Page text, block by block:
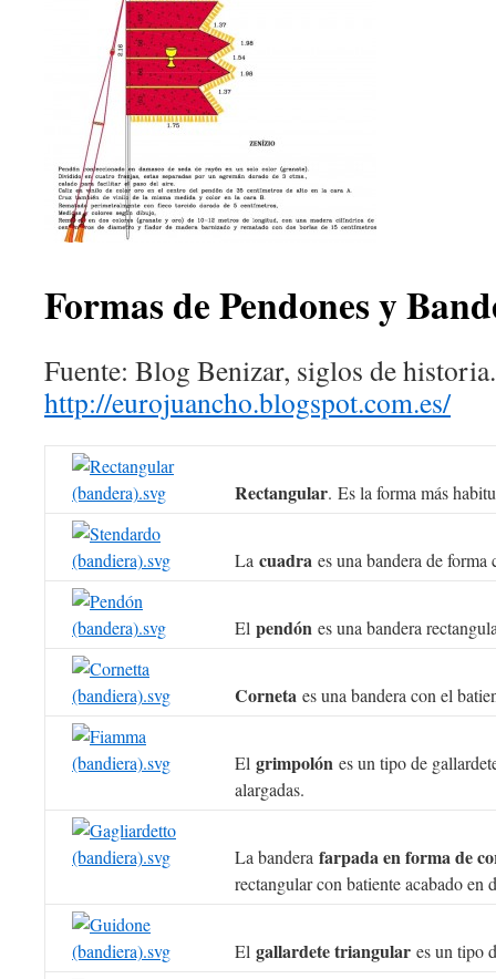
Formas de Pendones y
Fuente: Blog Benizar, siglos de historia.
http://eurojuancho.blogspot.com.es/
Rectangular. Es la forma más
La cuadra es una bandera de forma
El pendón es una bandera
Corneta es una bandera con el
El grimpolón es un tipo de
alargadas.
La bandera farpada en forma de
rectangular con batiente acabado en
El gallardete triangular es un tipo